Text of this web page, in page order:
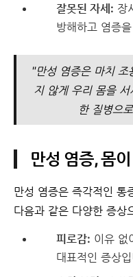
잘못된 자세: 장
방해하고 염증
"만성 염증은 마치 조
지 않게 우리 몸을
한 질병으
만성 염증, 몸
만성 염증은 즉각적인 통
다음과 같은 다양한 증상
피로감: 이유 없
대표적인 증상